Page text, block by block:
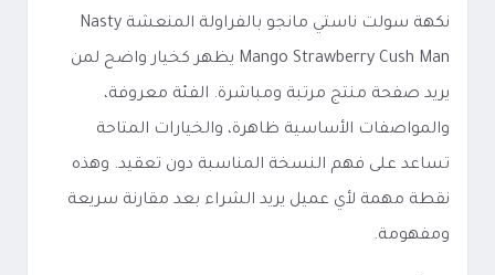
نكهة سولت ناستي مانجو بالفراولة المنعشة Nasty
Mango Strawberry Cush Man يظهر كخيار واضح لمن
يريد صفحة منتج مرتبة ومباشرة. الفئة معروفة،
والمواصفات الأساسية ظاهرة، والخيارات المتاحة
تساعد على فهم النسخة المناسبة دون تعقيد. وهذه
نقطة مهمة لأي عميل يريد الشراء بعد مقارنة سريعة
ومفهومة.